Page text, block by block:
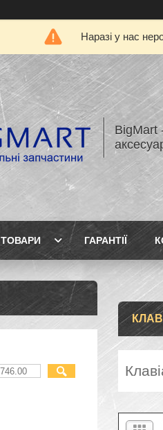
Наразі у нас
BigMart
ТОВАРИ ГАРАНТІЇ